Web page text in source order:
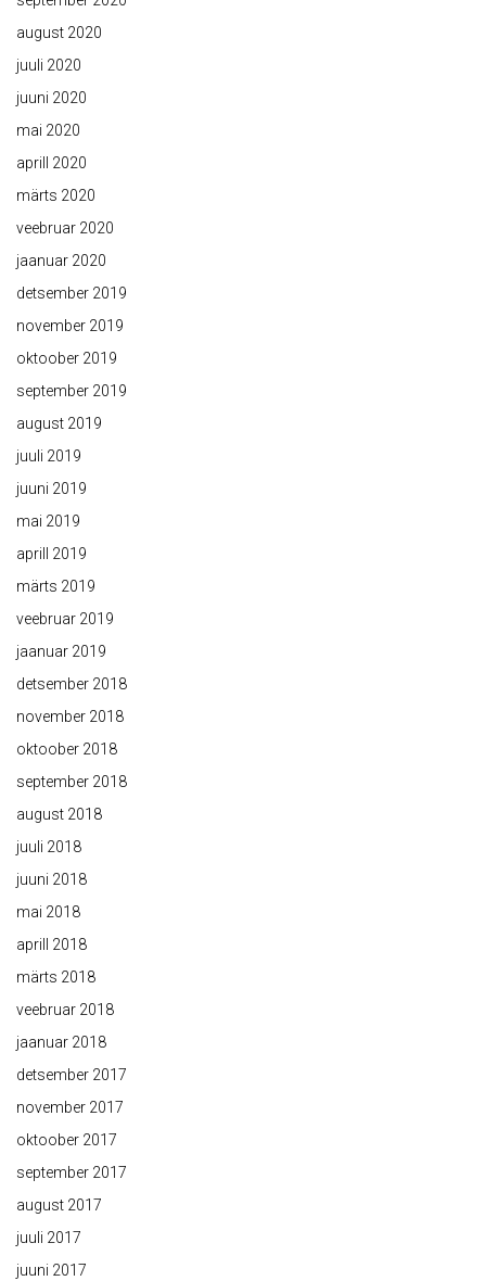
august 2020
juuli 2020
juuni 2020
mai 2020
aprill 2020
märts 2020
veebruar 2020
jaanuar 2020
detsember 2019
november 2019
oktoober 2019
september 2019
august 2019
juuli 2019
juuni 2019
mai 2019
aprill 2019
märts 2019
veebruar 2019
jaanuar 2019
detsember 2018
november 2018
oktoober 2018
september 2018
august 2018
juuli 2018
juuni 2018
mai 2018
aprill 2018
märts 2018
veebruar 2018
jaanuar 2018
detsember 2017
november 2017
oktoober 2017
september 2017
august 2017
juuli 2017
juuni 2017